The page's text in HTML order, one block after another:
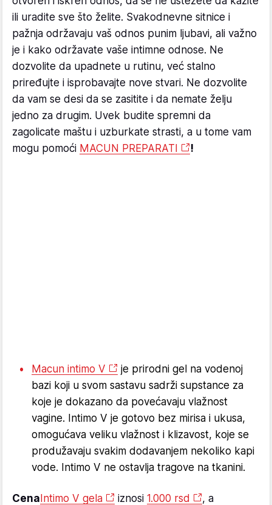
ili uradite sve što želite. Svakodnevne sitnice i
pažnja održavaju vaš odnos punim ljubavi, ali važno
je i kako održavate vaše intimne odnose. Ne
dozvolite da upadnete u rutinu, već stalno
priređujte i isprobavajte nove stvari. Ne dozvolite
da vam se desi da se zasitite i da nemate želju
jedno za drugim. Uvek budite spremni da
zagolicate maštu i uzburkate strasti, a u tome vam
mogu pomoći MACUN PREPARATI !
Macun intimo V
je prirodni gel na vodenoj
bazi koji u svom sastavu sadrži supstance za
koje je dokazano da povećavaju vlažnost
vagine. Intimo V je gotovo bez mirisa i ukusa,
omogućava veliku vlažnost i klizavost, koje se
produžavaju svakim dodavanjem nekoliko kapi
vode. Intimo V ne ostavlja tragove na tkanini.
CenaIntimo V gela iznosi 1.000 rsd
, a